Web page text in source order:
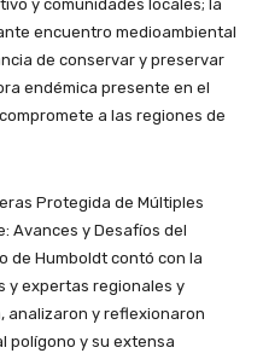
y comunidades locales; la
encuentro medioambiental
de conservar y preservar
endémica presente en el
a las regiones de
Protegida de Múltiples
Avances y Desafíos del
de Humboldt contó con la
y expertas regionales y
analizaron y reflexionaron
polígono y su extensa